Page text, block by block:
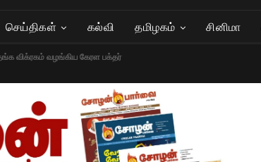
செய்திகள் கல்வி தமிழகம் சினிமா
விக்ரகம் வழங்கிய கேரள பக்தர்